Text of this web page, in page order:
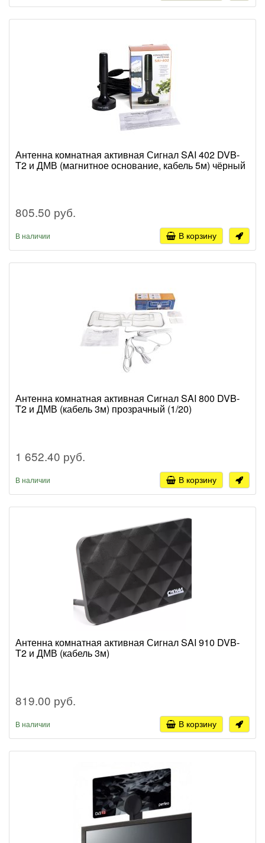
Антенна комнатная активная Сигнал SAI 402 DVB-
T2 и ДМВ (магнитное основание, кабель 5м) чёрный
805.50 руб.
В наличии В корзину
Антенна комнатная активная Сигнал SAI 800 DVB-
T2 и ДМВ (кабель 3м) прозрачный (1/20)
1 652.40 руб.
В наличии В корзину
Антенна комнатная активная Сигнал SAI 910 DVB-
T2 и ДМВ (кабель 3м)
819.00 руб.
В наличии В корзину